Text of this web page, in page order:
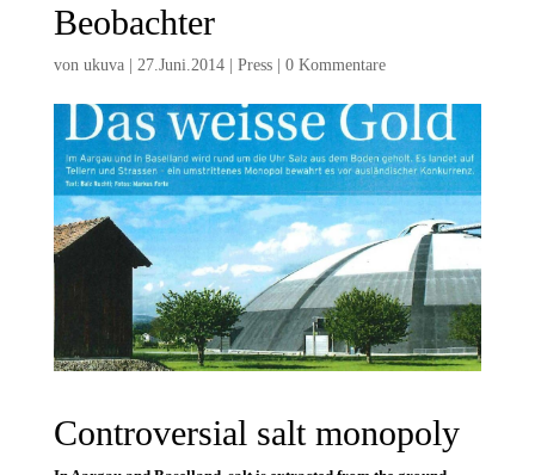
Beobachter
von ukuva| 27.Juni.2014| Press| 0 Kommentare
Controversial salt monopoly